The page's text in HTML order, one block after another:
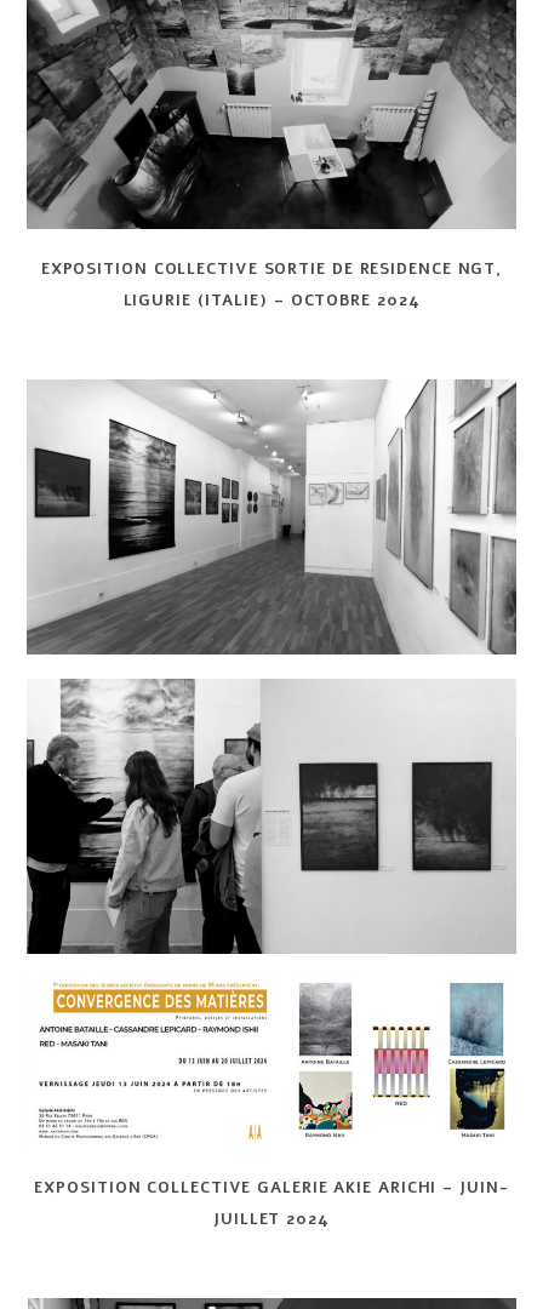
EXPOSITION COLLECTIVE SORTIE DE RESIDENCE NGT,
LIGURIE (ITALIE) – OCTOBRE 2024
EXPOSITION COLLECTIVE GALERIE AKIE ARICHI – JUIN-
JUILLET 2024